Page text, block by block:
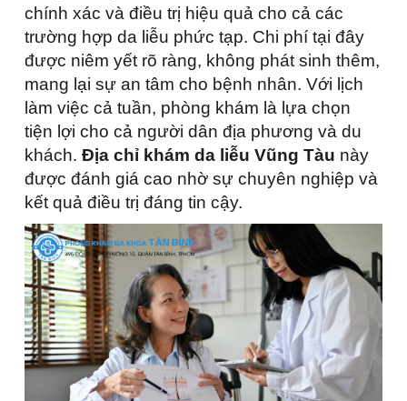
chính xác và điều trị hiệu quả cho cả các
trường hợp da liễu phức tạp. Chi phí tại đây
được niêm yết rõ ràng, không phát sinh thêm,
mang lại sự an tâm cho bệnh nhân. Với lịch
làm việc cả tuần, phòng khám là lựa chọn
tiện lợi cho cả người dân địa phương và du
khách. Địa chỉ khám da liễu Vũng Tàu này
được đánh giá cao nhờ sự chuyên nghiệp và
kết quả điều trị đáng tin cậy.